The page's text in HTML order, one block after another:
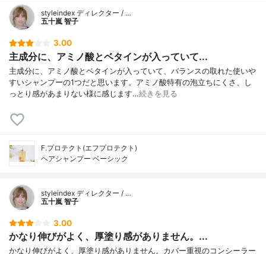
styleindex ディレクター / …
五十嵐 智子
3.00
主成分に、アミノ酸とベタインが入っていて...
主成分に、アミノ酸とベタインが入っていて、バランスの取れた使いや
すいシャンプーの1つだと思います。アミノ酸特有の泡立ちにくさ、し
っとり感があまりない様に感じます…続きを見る
F.プロテクト(エフプロテクト)
ヘアシャンプー ベーシック
styleindex ディレクター / …
五十嵐 智子
3.00
かなり伸びがよく、厚塗り感がありません。...
かなり伸びがよく、厚塗り感がありません。カバー重視のコンシーラー